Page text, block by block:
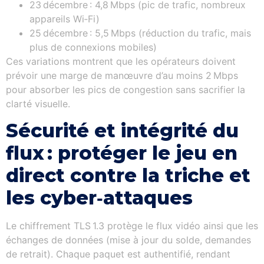
23 décembre : 4,8 Mbps (pic de trafic, nombreux
appareils Wi‑Fi)
25 décembre : 5,5 Mbps (réduction du trafic, mais
plus de connexions mobiles)
Ces variations montrent que les opérateurs doivent
prévoir une marge de manœuvre d’au moins 2 Mbps
pour absorber les pics de congestion sans sacrifier la
clarté visuelle.
Sécurité et intégrité du
flux : protéger le jeu en
direct contre la triche et
les cyber‑attaques
Le chiffrement TLS 1.3 protège le flux vidéo ainsi que les
échanges de données (mise à jour du solde, demandes
de retrait). Chaque paquet est authentifié, rendant